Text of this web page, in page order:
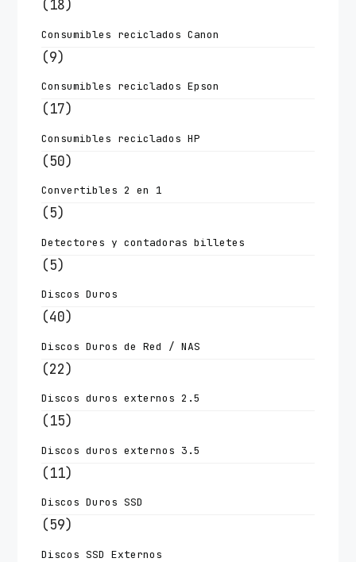
(18)
Consumibles reciclados Canon
(9)
Consumibles reciclados Epson
(17)
Consumibles reciclados HP
(50)
Convertibles 2 en 1
(5)
Detectores y contadoras billetes
(5)
Discos Duros
(40)
Discos Duros de Red / NAS
(22)
Discos duros externos 2.5
(15)
Discos duros externos 3.5
(11)
Discos Duros SSD
(59)
Discos SSD Externos